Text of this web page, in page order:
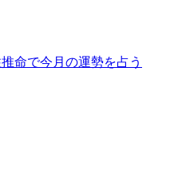
命で今月の運勢を占う